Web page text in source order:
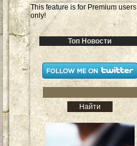
This feature is for Premium users
only!
Топ Новости